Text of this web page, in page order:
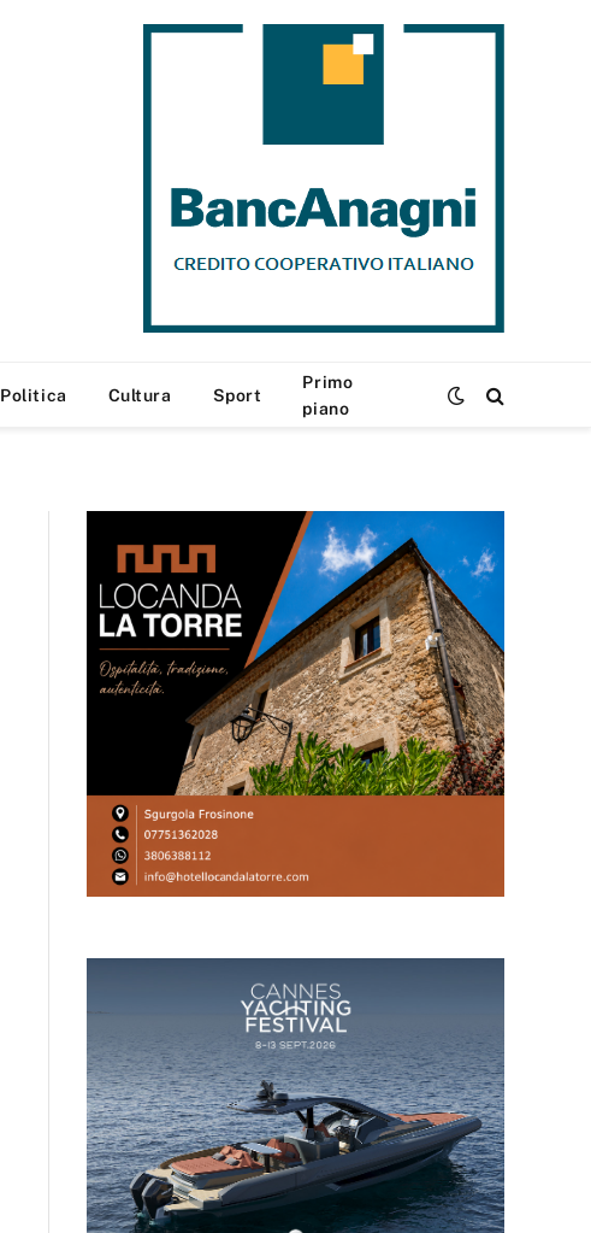
Politica Cultura Sport
Primo
piano